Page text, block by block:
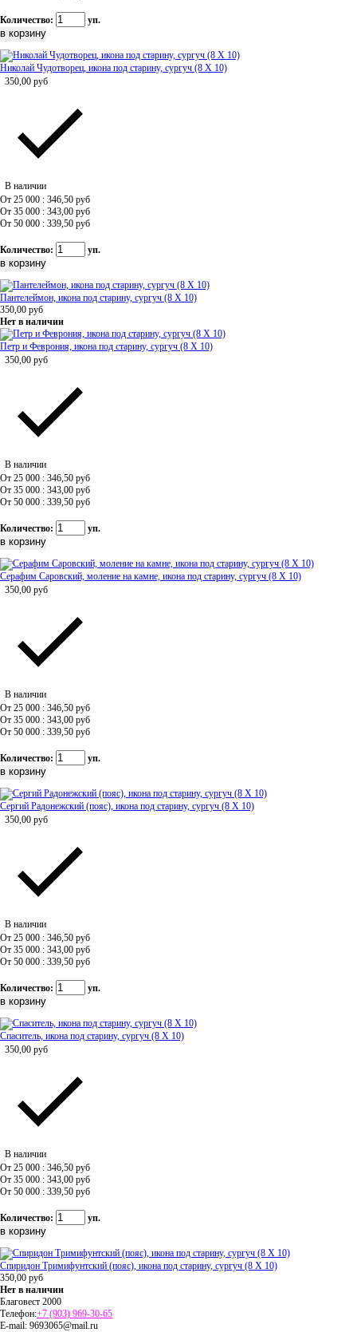
Количество: уп.
Николай Чудотворец, икона под старину, сургуч (8 Х 10)
350,00 руб
В наличии
От 25 000 : 346,50 руб
От 35 000 : 343,00 руб
От 50 000 : 339,50 руб
Количество: уп.
Пантелеймон, икона под старину, сургуч (8 Х 10)
350,00 руб
Нет в наличии
Петр и Феврония, икона под старину, сургуч (8 Х 10)
350,00 руб
В наличии
От 25 000 : 346,50 руб
От 35 000 : 343,00 руб
От 50 000 : 339,50 руб
Количество: уп.
Серафим Саровский, моление на камне, икона под старину, сургуч (8 Х 10)
350,00 руб
В наличии
От 25 000 : 346,50 руб
От 35 000 : 343,00 руб
От 50 000 : 339,50 руб
Количество: уп.
Сергий Радонежский (пояс), икона под старину, сургуч (8 Х 10)
350,00 руб
В наличии
От 25 000 : 346,50 руб
От 35 000 : 343,00 руб
От 50 000 : 339,50 руб
Количество: уп.
Спаситель, икона под старину, сургуч (8 Х 10)
350,00 руб
В наличии
От 25 000 : 346,50 руб
От 35 000 : 343,00 руб
От 50 000 : 339,50 руб
Количество: уп.
Спиридон Тримифунтский (пояс), икона под старину, сургуч (8 Х 10)
350,00 руб
Нет в наличии
Благовест 2000
Телефон:+7 (903) 969-30-65
E-mail: 9693065@mail.ru